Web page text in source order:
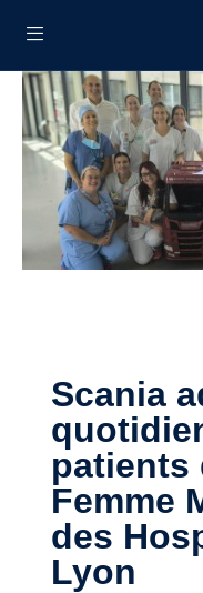
Scania adoucit le
patients
Femme
des
Lyon